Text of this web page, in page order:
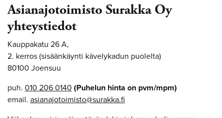
Asianajotoimisto Surakka Oy
yhteystiedot
Kauppakatu 26 A,
2. kerros (sisäänkäynti kävelykadun puolelta)
80100 Joensuu
puh. 010 206 0140 (Puhelun hinta on pvm/mpm)
email. asianajotoimisto@surakka.fi